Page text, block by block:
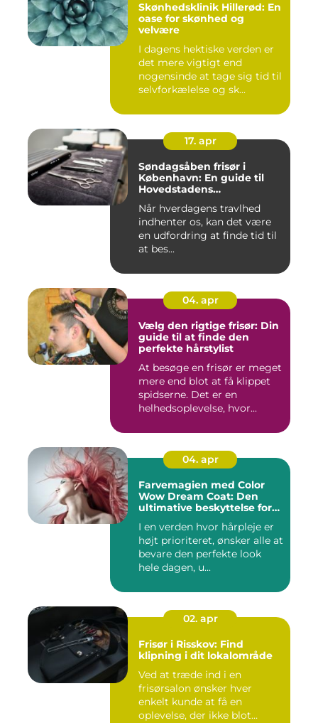
Skønhedsklinik Hillerød: En
oase for skønhed og
velvære
I dagens hektiske verden er
det mere vigtigt end
nogensinde at tage sig tid til
selvforkælelse og sk...
17. apr
Søndagsåben frisør i
København: En guide til
Hovedstadens
Når hverdagens travlhed
indhenter os, kan det være
en udfordring at finde tid til
at bes...
04. apr
Vælg den rigtige frisør: Din
guide til at finde den
perfekte hårstylist
At besøge en frisør er meget
mere end blot at få klippet
spidserne. Det er en
helhedsoplevelse, hvor...
04. apr
Farvemagien med Color
Wow Dream Coat: Den
ultimative beskyttelse for
I en verden hvor hårpleje er
højt prioriteret, ønsker alle at
bevare den perfekte look
hele dagen, u...
02. apr
Frisør i Risskov: Find
klipning i dit lokalområde
Ved at træde ind i en
frisørsalon ønsker hver
enkelt kunde at få en
oplevelse, der ikke blot